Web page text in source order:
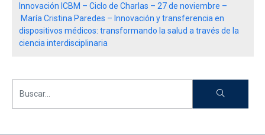
Innovación ICBM – Ciclo de Charlas – 27 de noviembre –
María Cristina Paredes – Innovación y transferencia en
dispositivos médicos: transformando la salud a través de la
ciencia interdisciplinaria